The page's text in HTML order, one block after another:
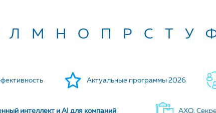
Л М Н О П Р С Т У
Актуальные программы 2026
интеллект и AI для компаний АХО.